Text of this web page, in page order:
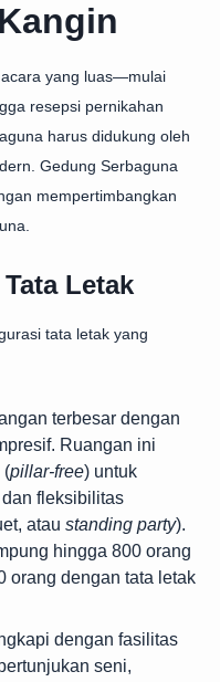
yang luas—mulai
resepsi pernikahan
harus didukung oleh
Gedung Serbaguna
mempertimbangkan
Letak
tata letak yang
terbesar dengan
Ruangan ini
(pillar-free) untuk
fleksibilitas
atau standing party).
hingga 800 orang
orang dengan tata letak
dengan fasilitas
seni,